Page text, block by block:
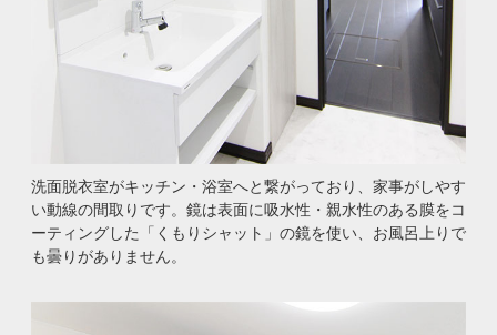
洗面脱衣室がキッチン・浴室へと繋がっており、家事がしやす
い動線の間取りです。鏡は表面に吸水性・親水性のある膜をコ
ーティングした「くもりシャット」の鏡を使い、お風呂上りで
も曇りがありません。